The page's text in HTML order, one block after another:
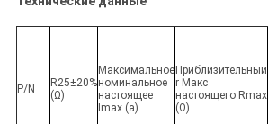
P/N
R25±20%
(Ω)
Максимальное
номинальное
настоящее
Imax (a)
Приблизительный
r Макс
настоящего Rmax
(Ω)